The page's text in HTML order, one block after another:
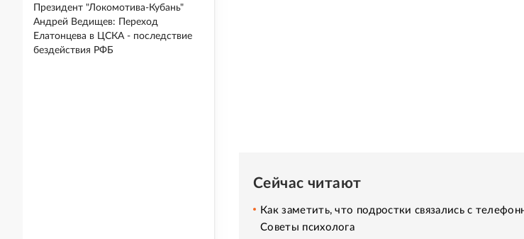
Сейчас читают
Как заметить, что подростки связались с
Советы психолога
Президент "Локомотива-Кубань"
Андрей Ведищев: Переход
Елатонцева в ЦСКА - последствие
бездействия РФБ